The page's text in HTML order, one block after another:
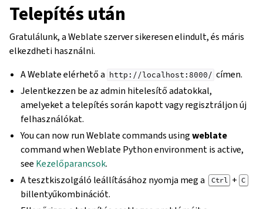
Telepítés után
Gratulálunk, a Weblate szerver sikeresen elindult, és máris
elkezdheti használni.
A Weblate elérhető a http://localhost:8000/ címen.
Jelentkezzen be az admin hitelesítő adatokkal,
amelyeket a telepítés során kapott vagy regisztráljon új
felhasználókat.
You can now run Weblate commands usingweblate
command when Weblate Python environment is active,
see Kezelőparancsok.
A tesztkiszolgáló leállításához nyomja meg a
Ctrl + C
billentyűkombinációt.